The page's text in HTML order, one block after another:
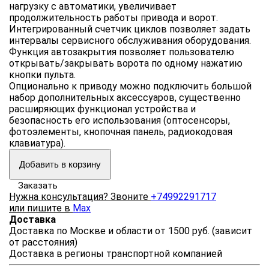
нагрузку с автоматики, увеличивает
продолжительность работы привода и ворот.
Интегрированный счетчик циклов позволяет задать
интервалы сервисного обслуживания оборудования.
Функция автозакрытия позволяет пользователю
открывать/закрывать ворота по одному нажатию
кнопки пульта.
Опционально к приводу можно подключить большой
набор дополнительных аксессуаров, существенно
расширяющих функционал устройства и
безопасность его использования (оптосенсоры,
фотоэлементы, кнопочная панель, радиокодовая
клавиатура).
Добавить в корзину
Заказать
Нужна консультация? Звоните +74992291717
или пишите в Max
Доставка
Доставка по Москве и области от 1500 руб. (зависит
от расстояния)
Доставка в регионы транспортной компанией